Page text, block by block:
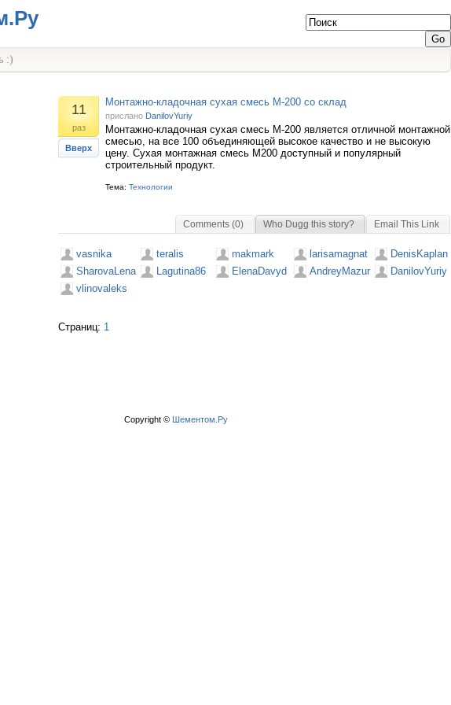
:)
11
раз
Вверх
Монтажно-кладочная сухая смесь М-200 со склад
прислано DanilovYuriy
Монтажно-кладочная сухая смесь М-200 является отличной монтажной
смесью, на все 100 объединяющей высокое качество и не высокую
цену. Сухая монтажная смесь М200 доступный и популярный
строительный продукт.
Тема: Технологии
Comments (0) Who Dugg this story? Email This Link
vasnika teralis makmark larisamagnat
DenisKaplan
SharovaLena
Lagutina86 ElenaDavyd AndreyMazur
DanilovYuriy
vlinovaleks
Страниц: 1
Copyright © Шементом.Ру